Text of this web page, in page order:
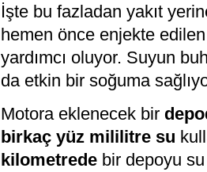
İşte bu fazladan yakıt
hemen önce enjekte
yardımcı oluyor. Suyun
da etkin bir soğuma
Motora eklenecek bir
birkaç yüz mililitre su
kilometrede bir depoyu